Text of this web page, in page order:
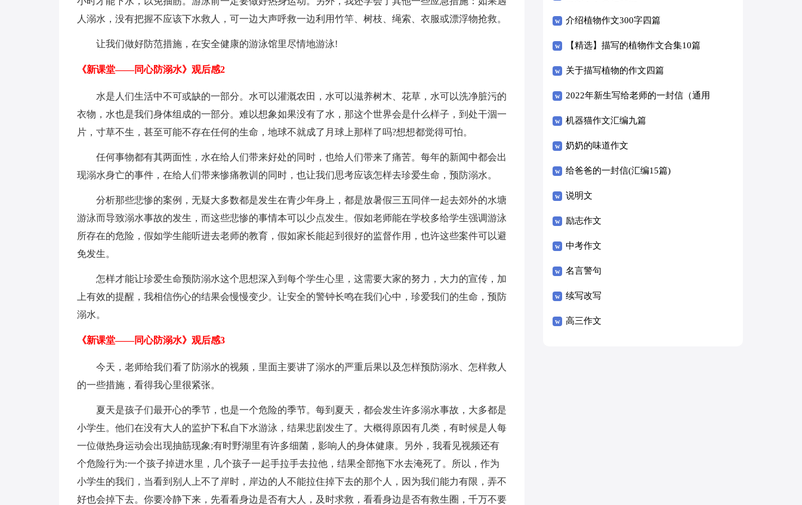
人溺水，没有把握不应该下水救人，可一边大声呼救一边利用竹竿、树枝、绳索、衣服或漂浮物抢救。
让我们做好防范措施，在安全健康的游泳馆里尽情地游泳!
《新课堂——同心防溺水》观后感2
水是人们生活中不可或缺的一部分。水可以灌溉农田，水可以滋养树木、花草，水可以洗净脏污的
衣物，水也是我们身体组成的一部分。难以想象如果没有了水，那这个世界会是什么样子，到处干涸一
片，寸草不生，甚至可能不存在任何的生命，地球不就成了月球上那样了吗?想想都觉得可怕。
任何事物都有其两面性，水在给人们带来好处的同时，也给人们带来了痛苦。每年的新闻中都会出
现溺水身亡的事件，在给人们带来惨痛教训的同时，也让我们思考应该怎样去珍爱生命，预防溺水。
分析那些悲惨的案例，无疑大多数都是发生在青少年身上，都是放暑假三五同伴一起去郊外的水塘
游泳而导致溺水事故的发生，而这些悲惨的事情本可以少点发生。假如老师能在学校多给学生强调游泳
所存在的危险，假如学生能听进去老师的教育，假如家长能起到很好的监督作用，也许这些案件可以避
免发生。
怎样才能让珍爱生命预防溺水这个思想深入到每个学生心里，这需要大家的努力，大力的宣传，加
上有效的提醒，我相信伤心的结果会慢慢变少。让安全的警钟长鸣在我们心中，珍爱我们的生命，预防
溺水。
《新课堂——同心防溺水》观后感3
今天，老师给我们看了防溺水的视频，里面主要讲了溺水的严重后果以及怎样预防溺水、怎样救人
的一些措施，看得我心里很紧张。
夏天是孩子们最开心的季节，也是一个危险的季节。每到夏天，都会发生许多溺水事故，大多都是
小学生。他们在没有大人的监护下私自下水游泳，结果悲剧发生了。大概得原因有几类，有时候是人每
一位做热身运动会出现抽筋现象;有时野湖里有许多细菌，影响人的身体健康。另外，我看见视频还有
个危险行为:一个孩子掉进水里，几个孩子一起手拉手去拉他，结果全部拖下水去淹死了。所以，作为
小学生的我们，当看到别人上不了岸时，岸边的人不能拉住掉下去的那个人，因为我们能力有限，弄不
好也会掉下去。你要冷静下来，先看看身边是否有大人，及时求救，看看身边是否有救生圈，千万不要
介绍植物作文300字四篇
【精选】描写的植物作文合集10篇
关于描写植物的作文四篇
2022年新生写给老师的一封信（通用
8篇）
机器猫作文汇编九篇
奶奶的味道作文
给爸爸的一封信(汇编15篇)
说明文
励志作文
中考作文
名言警句
续写改写
高三作文